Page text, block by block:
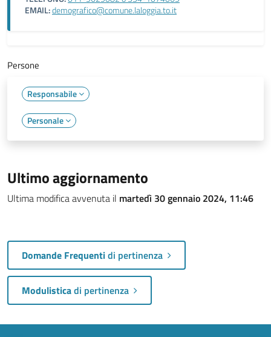
EMAIL:demografico@comune.laloggia.to.it
Persone
Responsabile
Personale
Ultimo aggiornamento
Ultima modifica avvenuta il martedì 30 gennaio 2024, 11:46
Domande Frequentidi pertinenza
Modulisticadi pertinenza